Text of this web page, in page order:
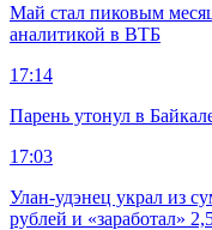
Май стал пиковым
аналитикой в ВТБ
17:14
Парень утонул в
17:03
Улан-удэнец украл из
рублей и «заработал»